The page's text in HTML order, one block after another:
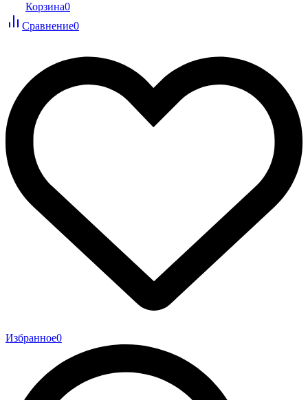
Корзина0
Сравнение0
Избранное0